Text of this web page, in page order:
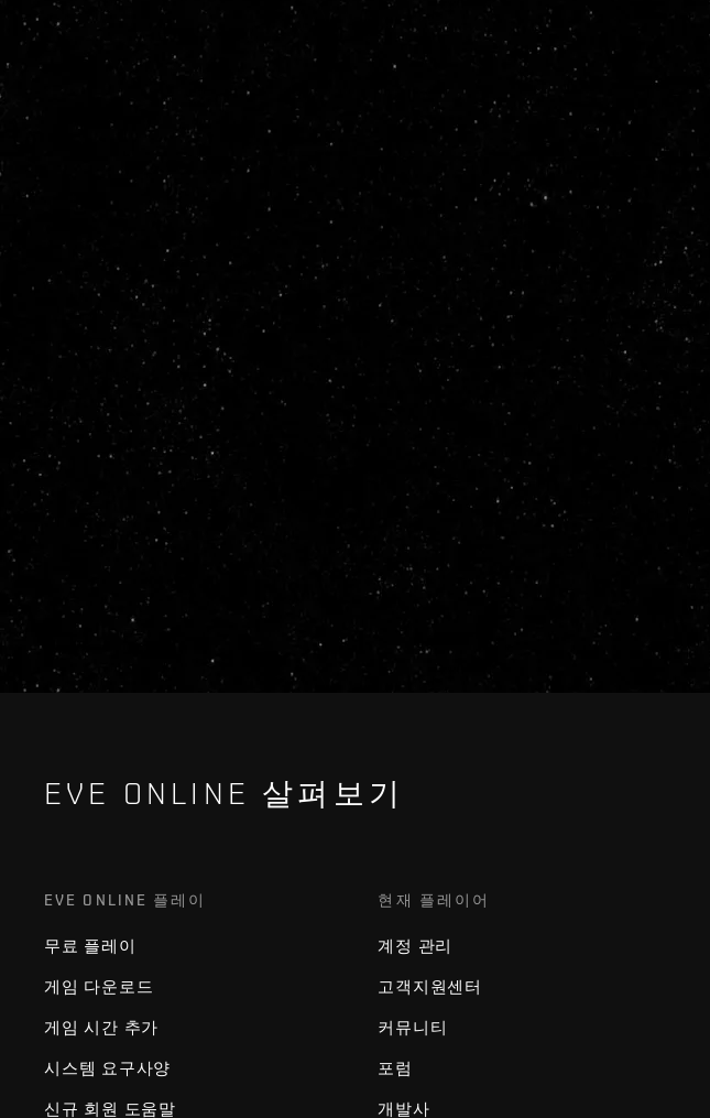
EVE ONLINE 살펴보기
EVE ONLINE 플레이
무료 플레이
게임 다운로드
게임 시간 추가
시스템 요구사양
신규 회원 도움말
현재 플레이어
계정 관리
고객지원센터
커뮤니티
포럼
개발사